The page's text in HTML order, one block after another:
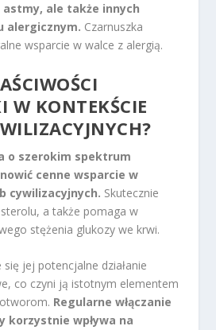
ale także innych
alergicznym. Czarnuszka
wsparcie w walce z alergią.
W KONTEKŚCIE
o szerokim spektrum
cenne wsparcie w
cywilizacyjnych. Skutecznie
a także pomaga w
stężenia glukozy we krwi.
jej potencjalne działanie
co czyni ją istotnym elementem
Regularne włączanie
korzystnie wpływa na